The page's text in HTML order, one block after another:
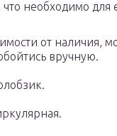
необходимо для
от наличия,
вручную.